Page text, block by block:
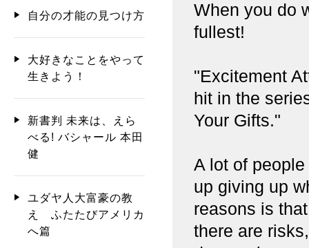
When you do
fullest!
"Excitement
hit in the
Your Gifts."
A lot of
up giving up
reasons is
there are
自分の才能の見つけ方
大好きなことをやって
生きよう！
新書判 未来は、えら
べる! バシャール 本田
健
ユダヤ人大富豪の教
え ふたたびアメリカ
へ篇